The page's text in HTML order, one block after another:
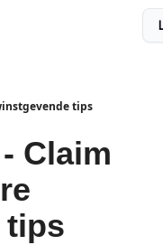
tips
Claim
tips